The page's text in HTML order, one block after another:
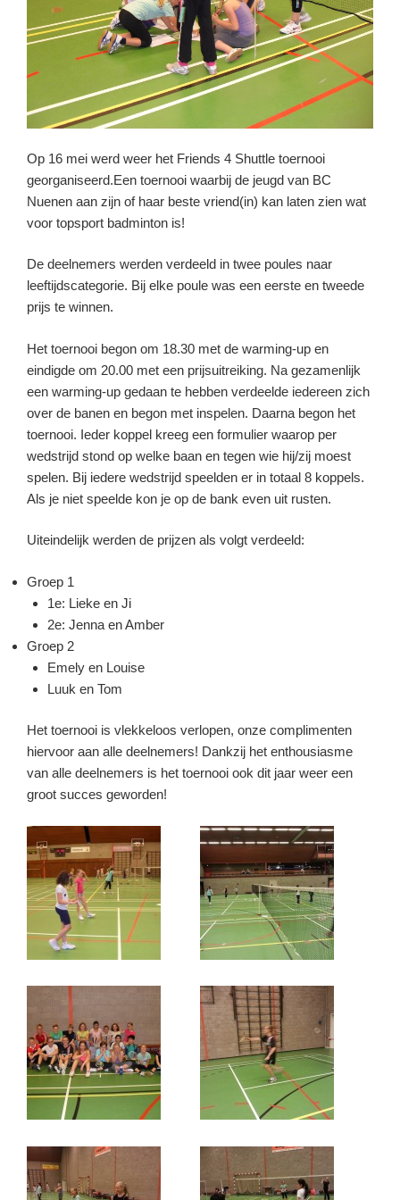
Op 16 mei werd weer het Friends 4 Shuttle toernooi
georganiseerd.Een toernooi waarbij de jeugd van BC
Nuenen aan zijn of haar beste vriend(in) kan laten zien wat
voor topsport badminton is!
De deelnemers werden verdeeld in twee poules naar
leeftijdscategorie. Bij elke poule was een eerste en tweede
prijs te winnen.
Het toernooi begon om 18.30 met de warming-up en
eindigde om 20.00 met een prijsuitreiking. Na gezamenlijk
een warming-up gedaan te hebben verdeelde iedereen zich
over de banen en begon met inspelen. Daarna begon het
toernooi. Ieder koppel kreeg een formulier waarop per
wedstrijd stond op welke baan en tegen wie hij/zij moest
spelen. Bij iedere wedstrijd speelden er in totaal 8 koppels.
Als je niet speelde kon je op de bank even uit rusten.
Uiteindelijk werden de prijzen als volgt verdeeld:
Groep 1
1e: Lieke en Ji
2e: Jenna en Amber
Groep 2
Emely en Louise
Luuk en Tom
Het toernooi is vlekkeloos verlopen, onze complimenten
hiervoor aan alle deelnemers! Dankzij het enthousiasme
van alle deelnemers is het toernooi ook dit jaar weer een
groot succes geworden!